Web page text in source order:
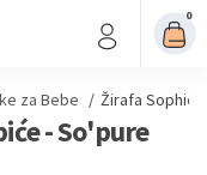
0
za Bebe / Žirafa Sophie
- So'pure